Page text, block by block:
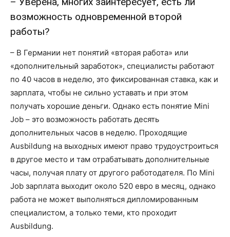
возможность одновременной второй
работы?
– В Германии нет понятий «вторая работа» или
«дополнительный заработок», специалисты работают
по 40 часов в неделю, это фиксированная ставка, как и
зарплата, чтобы не сильно уставать и при этом
получать хорошие деньги. Однако есть понятие Mini
Job – это возможность работать десять
дополнительных часов в неделю. Проходящие
Ausbildung на выходных имеют право трудоустроиться
в другое место и там отрабатывать дополнительные
часы, получая плату от другого работодателя. По Mini
Job зарплата выходит около 520 евро в месяц, однако
работа не может выполняться дипломированным
специалистом, а только теми, кто проходит
Ausbildung.